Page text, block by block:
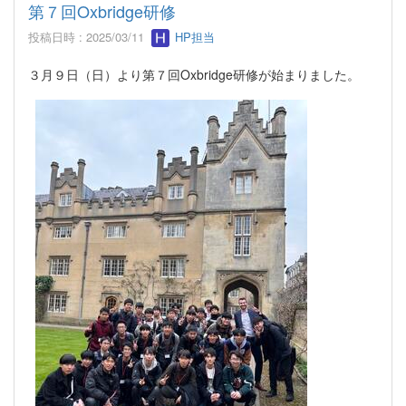
第７回Oxbridge研修
投稿日時 : 2025/03/11 HP担当
３月９日（日）より第７回Oxbridge研修が始まりました。